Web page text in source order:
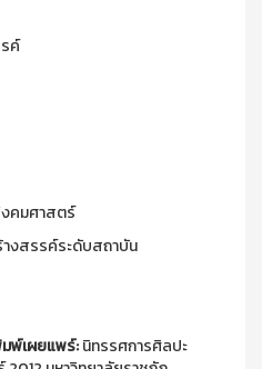
ค์
คมศาสตร์
งสรรค์ระดับสถาบัน
พ์เผยแพร์:นิทรรศการศิลปะ